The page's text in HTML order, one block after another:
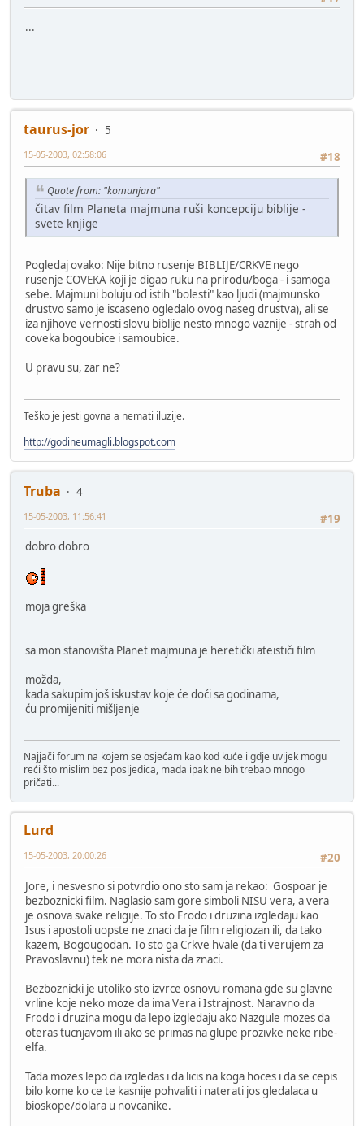
...
taurus-jor
5
#18
15-05-2003, 02:58:06
Quote from: "komunjara"
čitav film Planeta majmuna ruši koncepciju biblije -
svete knjige
Pogledaj ovako: Nije bitno rusenje BIBLIJE/CRKVE nego
rusenje COVEKA koji je digao ruku na prirodu/boga - i samoga
sebe. Majmuni boluju od istih "bolesti" kao ljudi (majmunsko
drustvo samo je iscaseno ogledalo ovog naseg drustva), ali se
iza njihove vernosti slovu biblije nesto mnogo vaznije - strah od
coveka bogoubice i samoubice.
U pravu su, zar ne?
Teško je jesti govna a nemati iluzije.
http://godineumagli.blogspot.com
Truba
4
#19
15-05-2003, 11:56:41
dobro dobro
moja greška
sa mon stanovišta Planet majmuna je heretički ateističi film
možda,
kada sakupim još iskustav koje će doći sa godinama,
ću promijeniti mišljenje
Najjači forum na kojem se osjećam kao kod kuće i gdje uvijek mogu
reći što mislim bez posljedica, mada ipak ne bih trebao mnogo
pričati...
Lurd
#20
15-05-2003, 20:00:26
Jore, i nesvesno si potvrdio ono sto sam ja rekao: Gospoar je
bezboznicki film. Naglasio sam gore simboli NISU vera, a vera
je osnova svake religije. To sto Frodo i druzina izgledaju kao
Isus i apostoli uopste ne znaci da je film religiozan ili, da tako
kazem, Bogougodan. To sto ga Crkve hvale (da ti verujem za
Pravoslavnu) tek ne mora nista da znaci.
Bezboznicki je utoliko sto izvrce osnovu romana gde su glavne
vrline koje neko moze da ima Vera i Istrajnost. Naravno da
Frodo i druzina mogu da lepo izgledaju ako Nazgule mozes da
oteras tucnjavom ili ako se primas na glupe prozivke neke ribe-
elfa.
Tada mozes lepo da izgledas i da licis na koga hoces i da se cepis
bilo kome ko ce te kasnije pohvaliti i naterati jos gledalaca u
bioskope/dolara u novcanike.